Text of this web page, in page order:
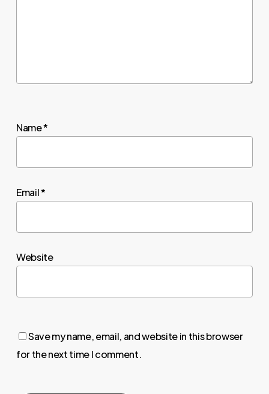
Name*
Email*
Website
Save my name, email, and website in this browser
for the next time I comment.